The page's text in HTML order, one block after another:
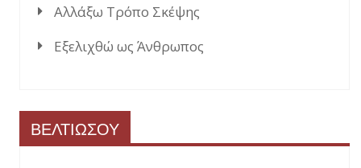
Αλλάξω Τρόπο Σκέψης
Εξελιχθώ ως Άνθρωπος
ΒΕΛΤΙΩΣΟΥ